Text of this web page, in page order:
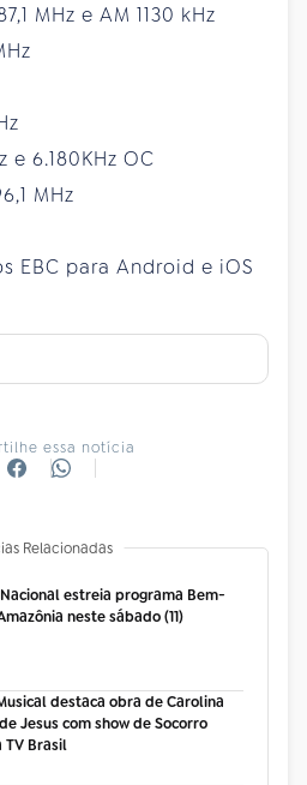
MHz e AM 1130 kHz
e 6.180KHz OC
MHz
EBC para Android e iOS
essa notícia
Relacionadas
estreia programa Bem-
neste sábado (11)
destaca obra de Carolina
Jesus com show de Socorro
TV Brasil